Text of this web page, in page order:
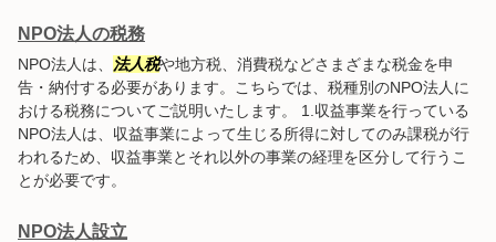
NPO法人の税務
NPO法人は、 法人税や地方税、消費税などさまざまな税金を申
告・納付する必要があります。こちらでは、税種別のNPO法人に
おける税務についてご説明いたします。 1.収益事業を行っている
NPO法人は、収益事業によって生じる所得に対してのみ課税が行
われるため、収益事業とそれ以外の事業の経理を区分して行うこ
とが必要です。
NPO法人設立